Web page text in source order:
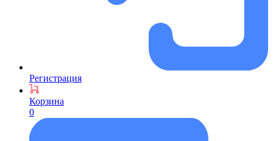
Регистрация
Корзина
0